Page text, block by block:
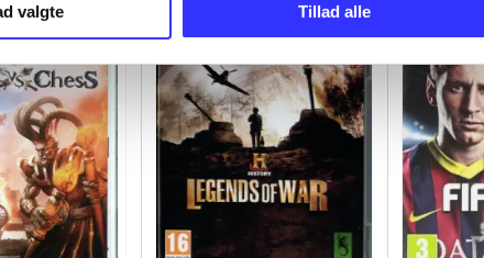
valgte Tillad alle